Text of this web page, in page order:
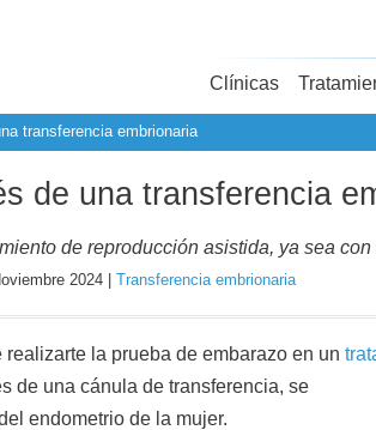
Clínicas
transferencia embrionaria
de una transferencia
de reproducción asistida, ya sea
2024 | Transferencia embrionaria
la prueba de embarazo en un
de una cánula de transferencia, se
endometrio de la mujer.